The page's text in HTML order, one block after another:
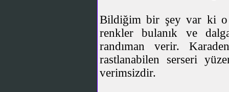
Bildiğim bir şey var ki o
renkler bulanık ve
randıman verir.
rastlanabilen serseri
verimsizdir.